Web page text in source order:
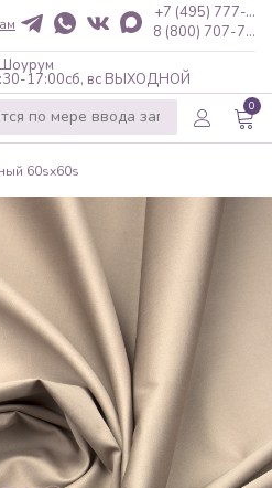
Шоурум
17:00сб, вс ВЫХОДНОЙ
+7 (495) 777-...
8 (800) 707-7...
0
60sx60s